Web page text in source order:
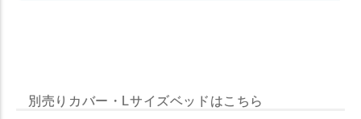
別売りカバー・Lサイズベッドはこちら